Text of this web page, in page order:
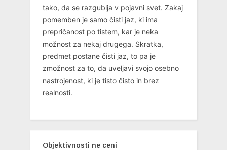
tako, da se razgublja v pojavni svet. Zakaj
pomemben je samo čisti jaz, ki ima
prepričanost po tistem, kar je neka
možnost za nekaj drugega. Skratka,
predmet postane čisti jaz, to pa je
zmožnost za to, da uveljavi svojo osebno
nastrojenost, ki je tisto čisto in brez
realnosti.
Objektivnosti ne ceni